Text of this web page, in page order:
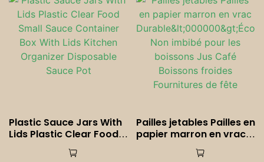
Plastic Sauce Jars With
Lids Plastic Clear Food
Small Sauce Container
Box With Lids Kitchen
Pailles jetables Pailles en
papier marron en vrac
Durable<000000>Écolo
gique Non imbibé pour